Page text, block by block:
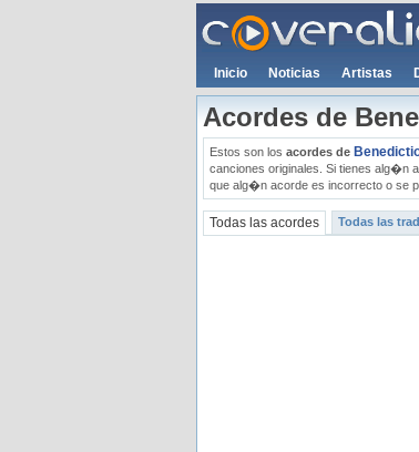
Inicio Noticias Artistas
Acordes de
Estos son los acordes de
canciones originales. Si tienes alg�n
que alg�n acorde es incorrecto o se
Todas las acordes Todas las